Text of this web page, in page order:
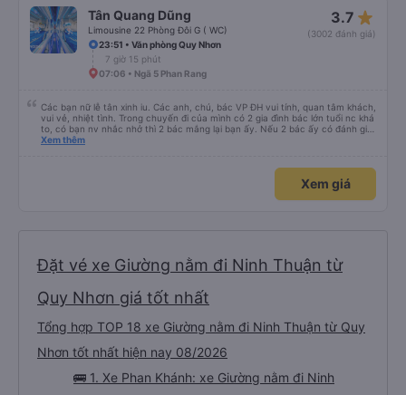
Tân Quang Dũng
Limousine 22 Phòng Đôi G ( WC)
3.7 star_rate
(3002 đánh giá)
23:51 • Văn phòng Quy Nhơn
7 giờ 15 phút
07:06 • Ngã 5 Phan Rang
Các bạn nữ lễ tân xinh iu. Các anh, chú, bác VP ĐH vui tính, quan tâm khách,
vui vẻ, nhiệt tình. Trong chuyến đi của mình có 2 gia đình bác lớn tuổi nc khá
to, có bạn nv nhắc nhở thì 2 bác mắng lại bạn ấy. Nếu 2 bác ấy có đánh giá
xấu thì mình ngược lại nha. Bạn ấy nhắc nhở rất đúng. 2 bác nói rất to. To
bạn ấy nha. Nếu bạn ấy bị trừ thì bảo bạn ấy liên hệ sđt của mình, mình hỗ
trợ ạ. Số mình đuôi 666, chuyến ĐH-NT ngày 16/1. À các bạn nữ lễ tân xinh
iu còn đổi cho mình phòng đơn sang đôi xong còn note là (một mình) yêu
Xem thêm
Xem giá
Đặt vé xe Giường nằm đi Ninh Thuận từ
Quy Nhơn giá tốt nhất
Tổng hợp TOP 18 xe Giường nằm đi Ninh Thuận từ Quy
Nhơn tốt nhất hiện nay 08/2026
🚌 1. Xe Phan Khánh: xe Giường nằm đi Ninh